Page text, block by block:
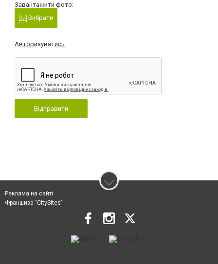
Завантажити фото:
Вибрати
Авторизуватись
Відправити
Реклама на сайті
Франшиза "CitySites"